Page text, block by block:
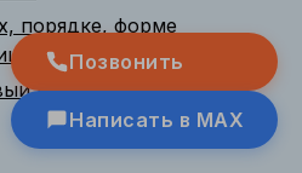
порядке, форме
услуг
вычет
Позвонить
Написать в MAX